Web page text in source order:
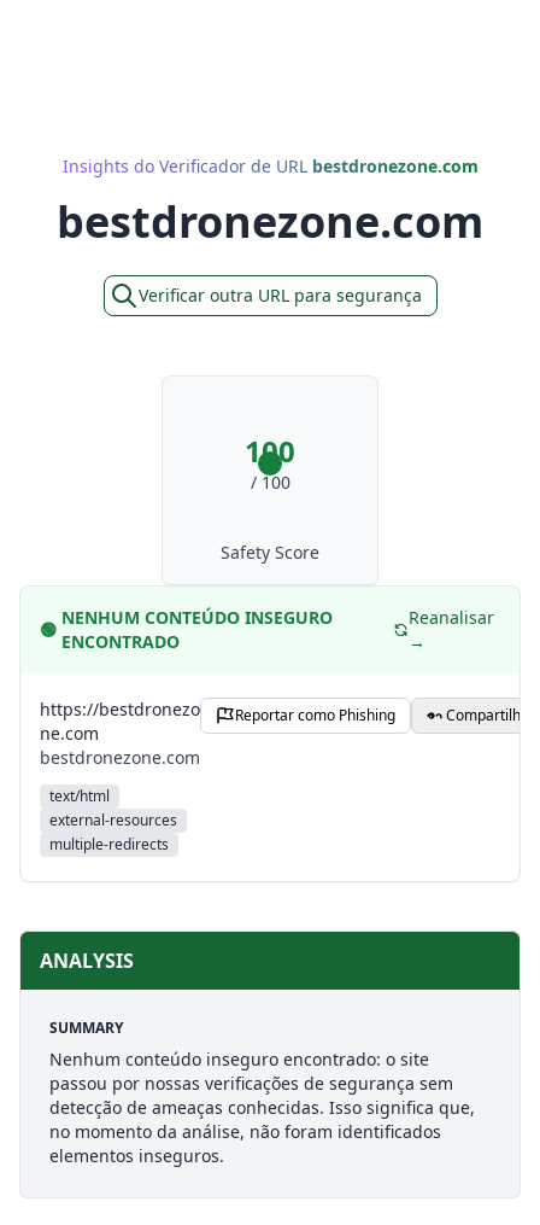
Insights do Verificador de URL bestdronezone.com
bestdronezone.com
Verificar outra URL para segurança
100
/ 100
Safety Score
🟢
NENHUM CONTEÚDO INSEGURO
ENCONTRADO
Reanalisar
→
https://bestdronezo
ne.com
bestdronezone.com
text/html
external-resources
multiple-redirects
Reportar como Phishing Compartilhar
ANALYSIS
SUMMARY
Nenhum conteúdo inseguro encontrado: o site
passou por nossas verificações de segurança sem
detecção de ameaças conhecidas. Isso significa que,
no momento da análise, não foram identificados
elementos inseguros.